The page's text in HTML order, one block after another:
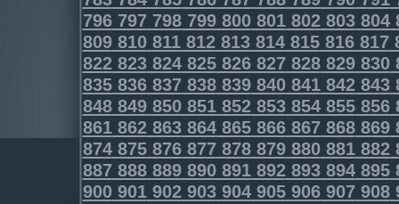
796797798799800801802803804
809810811812813814815816817
822823824825826827828829830
835836837838839840841842843
848849850851852853854855856
861862863864865866867868869
874875876877878879880881882
887888889890891892893894895
900901902903904905906907908